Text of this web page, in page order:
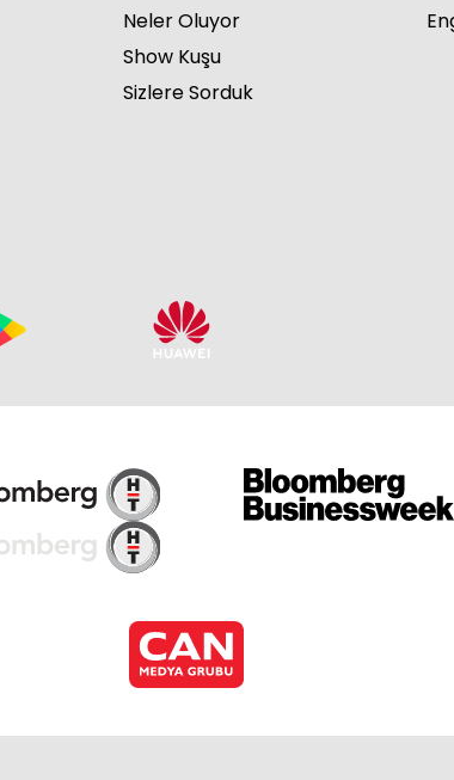
Neler Oluyor
Show Kuşu
Sizlere Sorduk